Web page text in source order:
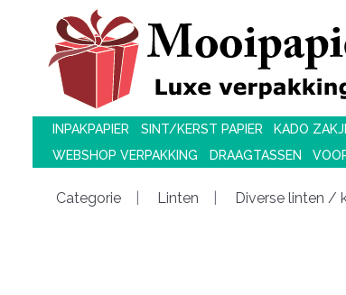
INPAKPAPIER SINT/KERST PAPIER KADO
WEBSHOP VERPAKKING
DRAAGTASSEN
Categorie Linten Diverse linten /